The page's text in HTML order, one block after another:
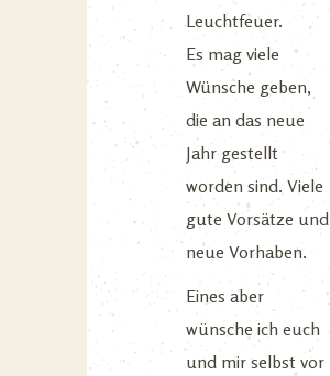
Leuchtfeuer.
Es mag viele
Wünsche geben,
die an das neue
Jahr gestellt
worden sind. Viele
gute Vorsätze und
neue Vorhaben.
Eines aber
wünsche ich euch
und mir selbst vor